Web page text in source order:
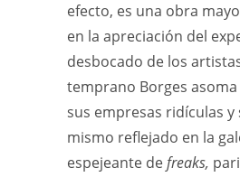
efecto, es una obra
en la apreciación del
desbocado de los
temprano Borges
sus empresas ridículas y
mismo reflejado en la
espejeante defreaks,